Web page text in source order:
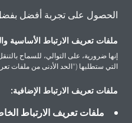
المنتجات
الحصول على تجربة أفضل
ملفات تعريف الارتباط الأساسية
إنها ضرورية، على التوالي، للسماح
التي ستطلبها ("الحد الأدنى من ملفات
ملفات تعريف الارتباط الإضافية:
ملفات تعريف الارتباط